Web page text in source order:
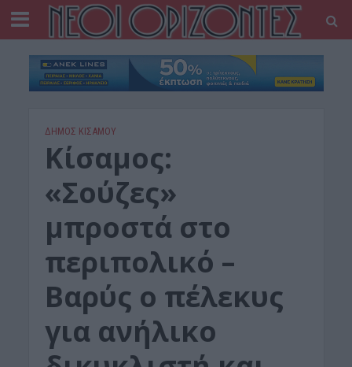
ΔΉΜΟΣ ΚΙΣΆΜΟΥ
Κίσαμος:
«Σούζες»
μπροστά στο
περιπολικό –
Βαρύς ο πέλεκυς
για ανήλικο